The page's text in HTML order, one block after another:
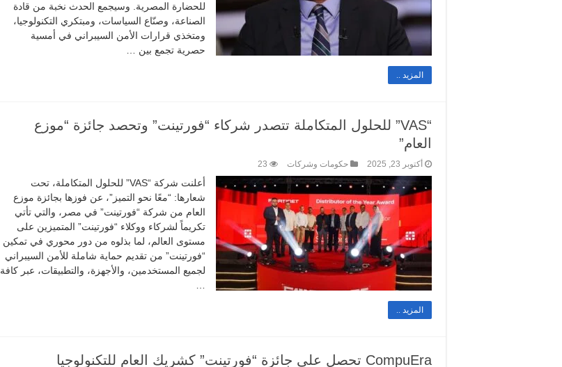
للحضارة المصرية. وسيجمع الحدث نخبة من قادة
الصناعة، وصنّاع السياسات، ومبتكري التكنولوجيا،
ومتخذي قرارات الأمن السيبراني في أمسية
حصرية تجمع بين …
المزيد ..
“VAS” للحلول المتكاملة تتصدر شركاء “فورتينت” وتحصد جائزة “موزع
العام”
أكتوبر 23, 2025 حكومات وشركات 23
أعلنت شركة “VAS” للحلول المتكاملة، تحت
شعارها: “معًا نحو التميز”، عن فوزها بجائزة موزع
العام من شركة “فورتينت” في مصر، والتي تأتي
تكريماً لشركاء ووكلاء “فورتينت” المتميزين على
مستوى العالم، لما بذلوه من دور محوري في تمكين
“فورتينت” من تقديم حماية شاملة للأمن السيبراني
لجميع المستخدمين، والأجهزة، والتطبيقات، عبر كافة
المزيد ..
CompuEra تحصل على جائزة “فورتينت” كشريك العام للتكنولوجيا